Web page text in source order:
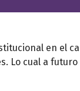
en el
Lo cual a